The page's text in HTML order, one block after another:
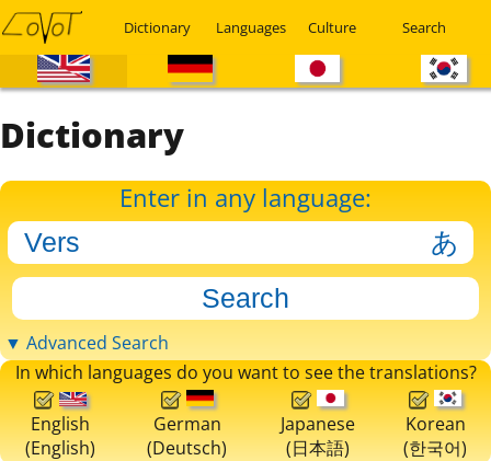
Dictionary Languages Culture Search
Dictionary
Enter in any language:
▼ Advanced Search
In which languages do you want to see the translations?
English
(English)
German
(Deutsch)
Japanese
(日本語)
Korean
(한국어)